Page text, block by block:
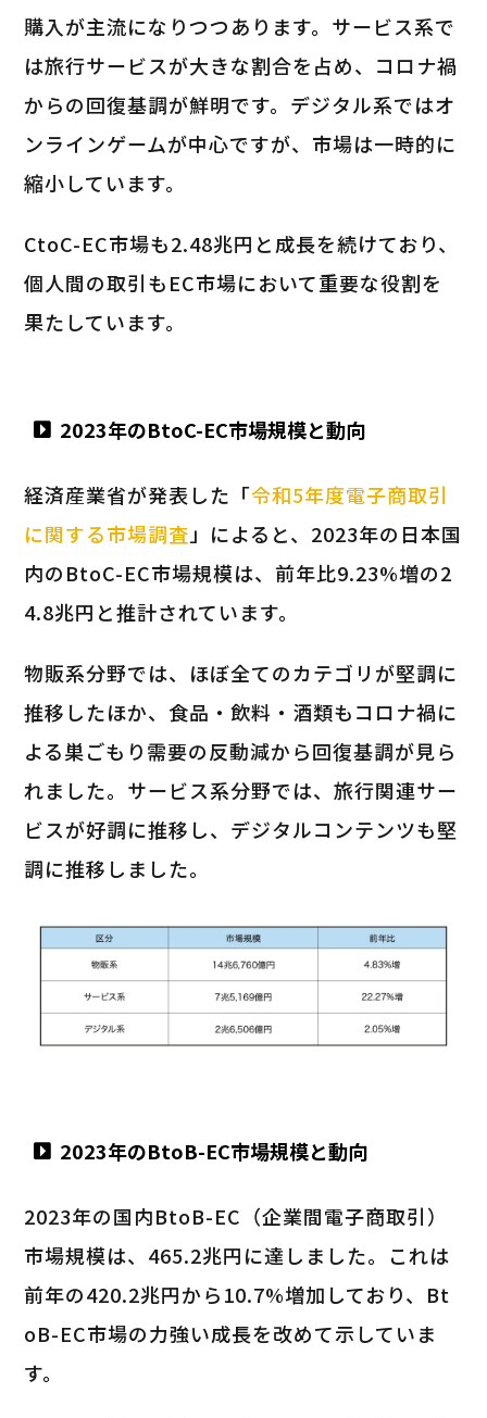
購入が主流になりつつあります。サービス系で
は旅行サービスが大きな割合を占め、コロナ禍
からの回復基調が鮮明です。デジタル系ではオ
ンラインゲームが中心ですが、市場は一時的に
縮小しています。
CtoC-EC市場も2.48兆円と成長を続けており、
個人間の取引もEC市場において重要な役割を
果たしています。
2023年のBtoC-EC市場規模と動向
経済産業省が発表した「令和5年度電子商取引
に関する市場調査 」によると、2023年の日本国
内のBtoC-EC市場規模は、前年比9.23%増の2
4.8兆円と推計されています。
物販系分野では、ほぼ全てのカテゴリが堅調に
推移したほか、食品・飲料・酒類もコロナ禍に
よる巣ごもり需要の反動減から回復基調が見ら
れました。サービス系分野では、旅行関連サー
ビスが好調に推移し、デジタルコンテンツも堅
調に推移しました。
2023年のBtoB-EC市場規模と動向
2023年の国内BtoB-EC（企業間電子商取引）
市場規模は、465.2兆円に達しました。これは
前年の420.2兆円から10.7%増加しており、Bt
oB-EC市場の力強い成長を改めて示していま
す。